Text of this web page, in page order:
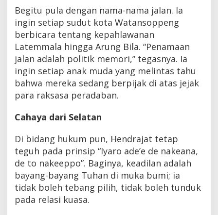
Begitu pula dengan nama-nama jalan. Ia
ingin setiap sudut kota Watansoppeng
berbicara tentang kepahlawanan
Latemmala hingga Arung Bila. “Penamaan
jalan adalah politik memori,” tegasnya. Ia
ingin setiap anak muda yang melintas tahu
bahwa mereka sedang berpijak di atas jejak
para raksasa peradaban.
Cahaya dari Selatan
Di bidang hukum pun, Hendrajat tetap
teguh pada prinsip “Iyaro ade’e de nakeana,
de to nakeeppo”. Baginya, keadilan adalah
bayang-bayang Tuhan di muka bumi; ia
tidak boleh tebang pilih, tidak boleh tunduk
pada relasi kuasa.